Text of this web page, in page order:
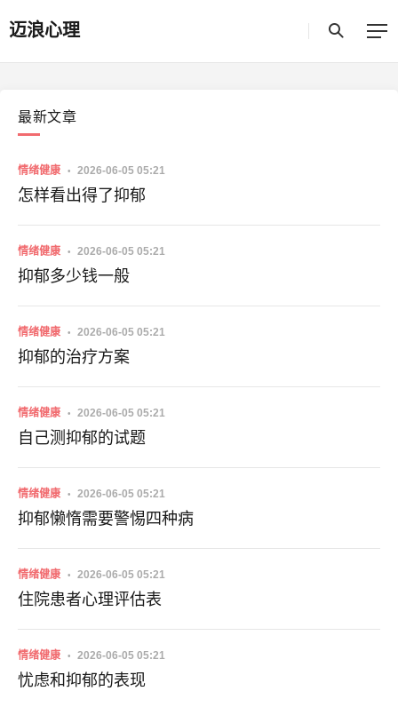
迈浪心理
最新文章
情绪健康 2026-06-05 05:21
怎样看出得了抑郁
情绪健康 2026-06-05 05:21
抑郁多少钱一般
情绪健康 2026-06-05 05:21
抑郁的治疗方案
情绪健康 2026-06-05 05:21
自己测抑郁的试题
情绪健康 2026-06-05 05:21
抑郁懒惰需要警惕四种病
情绪健康 2026-06-05 05:21
住院患者心理评估表
情绪健康 2026-06-05 05:21
忧虑和抑郁的表现